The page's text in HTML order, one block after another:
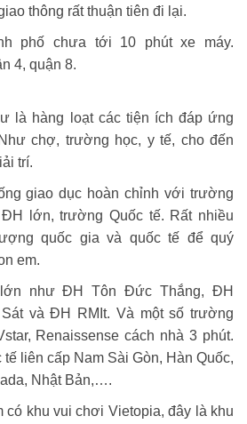
thông rất thuận tiên đi lại.
phố chưa tới 10 phút xe máy.
4, quận 8.
là hàng loạt các tiện ích đáp ứng
chợ, trường học, y tế, cho đến
trí.
giao dục hoàn chỉnh với trường
lớn, trường Quốc tế. Rất nhiều
quốc gia và quốc tế để quý
em.
như ĐH Tôn Đức Thắng, ĐH
và ĐH RMIt. Và một số trường
Renaissense cách nhà 3 phút.
liên cấp Nam Sài Gòn, Hàn Quốc,
Nhật Bản,….
có khu vui chơi Vietopia, đây là khu